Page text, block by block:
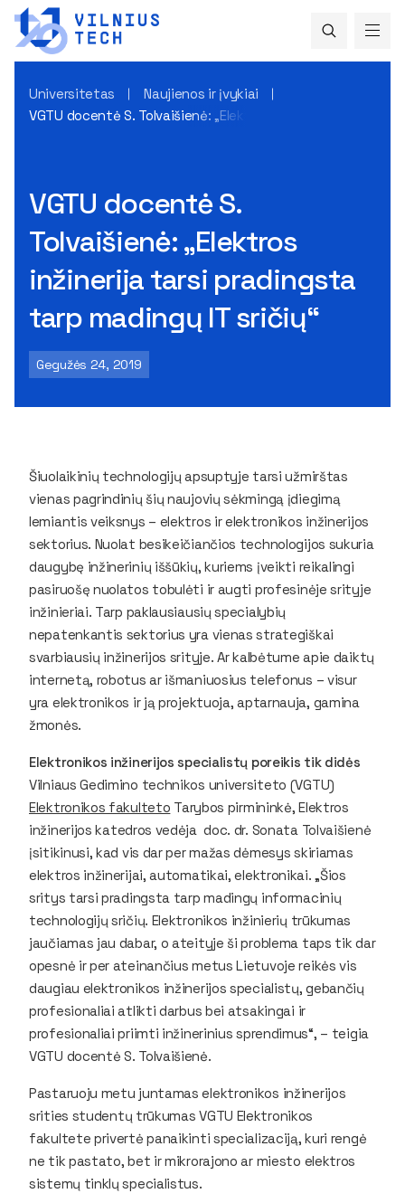
Universitetas
Naujienos ir įvykiai
VGTU docentė S. Tolvaišienė: „Elektros inžinerija tarsi
VGTU docentė S.
Tolvaišienė: „Elektros
inžinerija tarsi pradingsta
tarp madingų IT sričių“
Gegužės 24, 2019
Šiuolaikinių technologijų apsuptyje tarsi užmirštas
vienas pagrindinių šių naujovių sėkmingą įdiegimą
lemiantis veiksnys – elektros ir elektronikos inžinerijos
sektorius. Nuolat besikeičiančios technologijos sukuria
daugybę inžinerinių iššūkių, kuriems įveikti reikalingi
pasiruošę nuolatos tobulėti ir augti profesinėje srityje
inžinieriai. Tarp paklausiausių specialybių
nepatenkantis sektorius yra vienas strategiškai
svarbiausių inžinerijos srityje. Ar kalbėtume apie daiktų
internetą, robotus ar išmaniuosius telefonus – visur
yra elektronikos ir ją projektuoja, aptarnauja, gamina
žmonės.
Elektronikos inžinerijos specialistų poreikis tik didės
Vilniaus Gedimino technikos universiteto (VGTU)
Elektronikos fakulteto Tarybos pirmininkė, Elektros
inžinerijos katedros vedėja doc. dr. Sonata Tolvaišienė
įsitikinusi, kad vis dar per mažas dėmesys skiriamas
elektros inžinerijai, automatikai, elektronikai. „Šios
sritys tarsi pradingsta tarp madingų informacinių
technologijų sričių. Elektronikos inžinierių trūkumas
jaučiamas jau dabar, o ateityje ši problema taps tik dar
opesnė ir per ateinančius metus Lietuvoje reikės vis
daugiau elektronikos inžinerijos specialistų, gebančių
profesionaliai atlikti darbus bei atsakingai ir
profesionaliai priimti inžinerinius sprendimus“, – teigia
VGTU docentė S. Tolvaišienė.
Pastaruoju metu juntamas elektronikos inžinerijos
srities studentų trūkumas VGTU Elektronikos
fakultete privertė panaikinti specializaciją, kuri rengė
ne tik pastato, bet ir mikrorajono ar miesto elektros
sistemų tinklų specialistus.